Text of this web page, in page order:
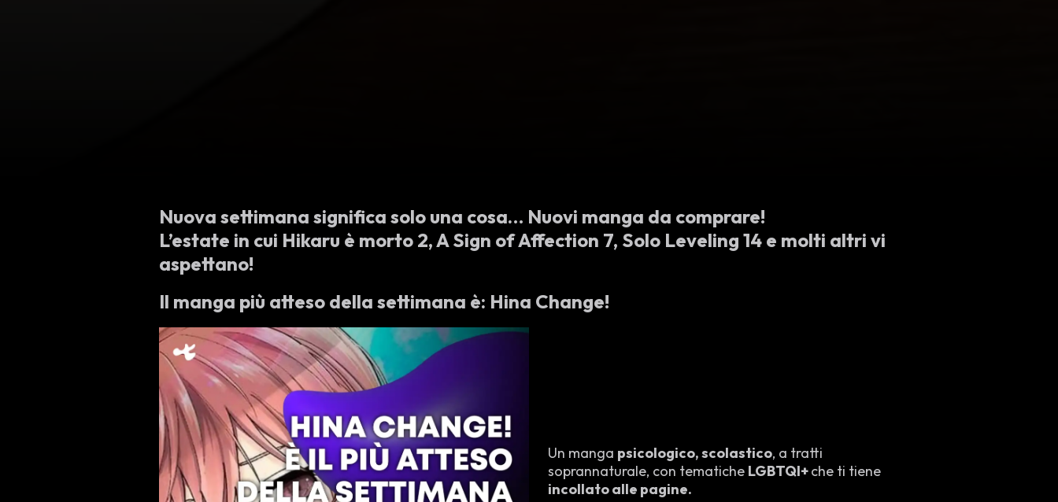
Nuova settimana significa solo una cosa… Nuovi manga da comprare!
L’estate in cui Hikaru è morto 2, A Sign of Affection 7, Solo Leveling 14 e molti altri vi
aspettano!
Il manga più atteso della settimana è: Hina Change!
Un manga psicologico, scolastico, a tratti
soprannaturale, con tematiche LGBTQI+che ti tiene
incollato alle pagine.